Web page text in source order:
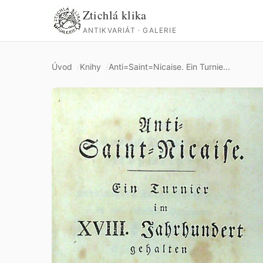
Ztichlá klika
ANTIKVARIÁT · GALERIE
Úvod Knihy Anti=Saint=Nicaise. Ein Turnie...